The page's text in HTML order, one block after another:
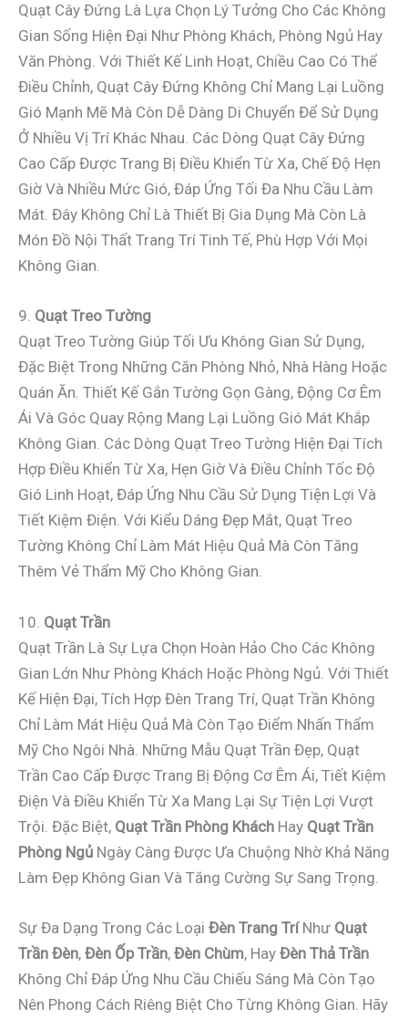
Quạt Cây Đứng Là Lựa Chọn Lý Tưởng Cho Các Không
Gian Sống Hiện Đại Như Phòng Khách, Phòng Ngủ Hay
Văn Phòng. Với Thiết Kế Linh Hoạt, Chiều Cao Có Thể
Điều Chỉnh, Quạt Cây Đứng Không Chỉ Mang Lại Luồng
Gió Mạnh Mẽ Mà Còn Dễ Dàng Di Chuyển Để Sử Dụng
Ở Nhiều Vị Trí Khác Nhau. Các Dòng Quạt Cây Đứng
Cao Cấp Được Trang Bị Điều Khiển Từ Xa, Chế Độ Hẹn
Giờ Và Nhiều Mức Gió, Đáp Ứng Tối Đa Nhu Cầu Làm
Mát. Đây Không Chỉ Là Thiết Bị Gia Dụng Mà Còn Là
Món Đồ Nội Thất Trang Trí Tinh Tế, Phù Hợp Với Mọi
Không Gian.
9. Quạt Treo Tường
Quạt Treo Tường Giúp Tối Ưu Không Gian Sử Dụng,
Đặc Biệt Trong Những Căn Phòng Nhỏ, Nhà Hàng Hoặc
Quán Ăn. Thiết Kế Gắn Tường Gọn Gàng, Động Cơ Êm
Ái Và Góc Quay Rộng Mang Lại Luồng Gió Mát Khắp
Không Gian. Các Dòng Quạt Treo Tường Hiện Đại Tích
Hợp Điều Khiển Từ Xa, Hẹn Giờ Và Điều Chỉnh Tốc Độ
Gió Linh Hoạt, Đáp Ứng Nhu Cầu Sử Dụng Tiện Lợi Và
Tiết Kiệm Điện. Với Kiểu Dáng Đẹp Mắt, Quạt Treo
Tường Không Chỉ Làm Mát Hiệu Quả Mà Còn Tăng
Thêm Vẻ Thẩm Mỹ Cho Không Gian.
10. Quạt Trần
Quạt Trần Là Sự Lựa Chọn Hoàn Hảo Cho Các Không
Gian Lớn Như Phòng Khách Hoặc Phòng Ngủ. Với Thiết
Kế Hiện Đại, Tích Hợp Đèn Trang Trí, Quạt Trần Không
Chỉ Làm Mát Hiệu Quả Mà Còn Tạo Điểm Nhấn Thẩm
Mỹ Cho Ngôi Nhà. Những Mẫu Quạt Trần Đẹp, Quạt
Trần Cao Cấp Được Trang Bị Động Cơ Êm Ái, Tiết Kiệm
Điện Và Điều Khiển Từ Xa Mang Lại Sự Tiện Lợi Vượt
Trội. Đặc Biệt, Quạt Trần Phòng Khách Hay Quạt Trần
Phòng Ngủ Ngày Càng Được Ưa Chuộng Nhờ Khả Năng
Làm Đẹp Không Gian Và Tăng Cường Sự Sang Trọng.
Sự Đa Dạng Trong Các Loại Đèn Trang TríNhư Quạt
Trần Đèn, Đèn Ốp Trần, Đèn Chùm, Hay Đèn Thả Trần
Không Chỉ Đáp Ứng Nhu Cầu Chiếu Sáng Mà Còn Tạo
Nên Phong Cách Riêng Biệt Cho Từng Không Gian. Hãy